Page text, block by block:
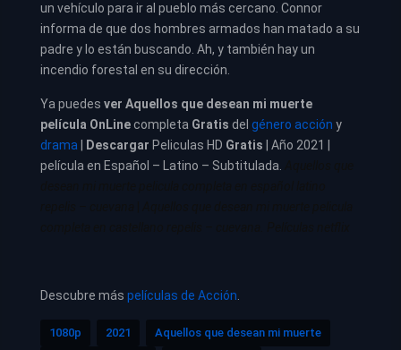
un vehículo para ir al pueblo más cercano. Connor
informa de que dos hombres armados han matado a su
padre y lo están buscando. Ah, y también hay un
incendio forestal en su dirección.
Ya puedes ver Aquellos que desean mi muerte
película OnLinecompleta Gratis del género acción y
drama
Descargar Peliculas HD Gratis | Año 2021 |
película en Español – Latino – Subtitulada.
Descubre más películas de Acción
1080p 2021
Aquellos que desean mi muerte